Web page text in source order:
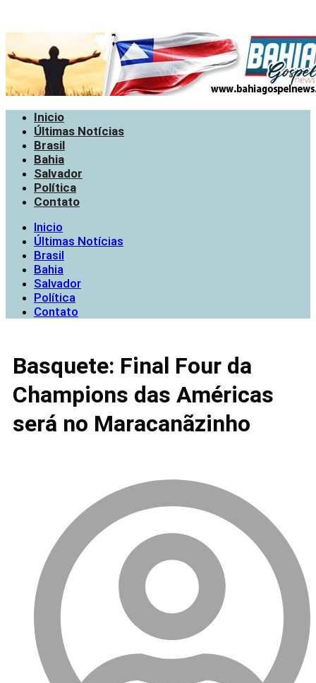
Inicio
Últimas Notícias
Brasil
Bahia
Salvador
Política
Contato
Inicio
Últimas Notícias
Brasil
Bahia
Salvador
Política
Contato
Basquete: Final Four da
Champions das Américas
será no Maracanãzinho